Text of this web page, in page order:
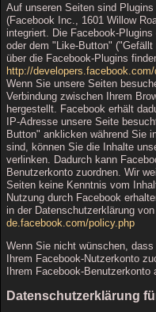
Auf unseren Seiten sind
(Facebook Inc., 1601 Willow
integriert. Die Facebook-
oder dem "Like-Button"
über die Facebook-Plugins
http://
Wenn Sie unsere Seiten
Verbindung zwischen Ihrem
hergestellt. Facebook erhält
IP-Adresse unsere Seite
Button" anklicken während Sie
sind, können Sie die Inhalte
verlinken. Dadurch kann
Benutzerkonto zuordnen. Wir
Seiten keine Kenntnis vom
Nutzung durch Facebook
in der Datenschutzerklärung
de.facebook.com/policy.php
Wenn Sie nicht wünschen,
Ihrem Facebook-Nutzerkonto
Ihrem Facebook-Benutzerkonto
Datenschutzerklärung